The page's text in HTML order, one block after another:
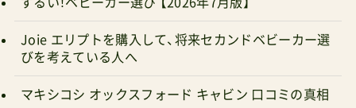
Joie エリプトを購入して、将来セカンドベビーカー選
びを考えている人へ
マキシコシ オックスフォード キャビン 口コミの真相